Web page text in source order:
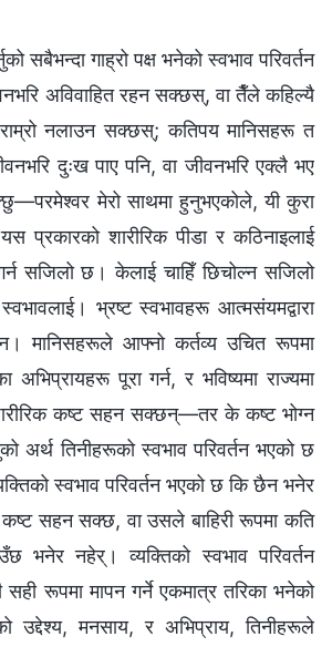
सबैभन्दा गाह्रो पक्ष भनेको स्वभाव परिवर्तन
अविवाहित रहन सक्छस्, वा तैँले कहिल्यै
राम्रो नलाउन सक्छस्; कतिपय मानिसहरू त
दुःख पाए पनि, वा जीवनभरि एक्लै भए
मेरो साथमा हुनुभएकोले, यी कुरा
प्रकारको शारीरिक पीडा र कठिनाइलाई
सजिलो छ। केलाई चाहिँ छिचोल्न सजिलो
भ्रष्ट स्वभावहरू आत्मसंयमद्वारा
मानिसहरूले आफ्‍नो कर्तव्य उचित रूपमा
अभिप्रायहरू पूरा गर्न, र भविष्यमा राज्यमा
कष्ट सहन सक्छन्—तर के कष्ट भोग्‍न
अर्थ तिनीहरूको स्वभाव परिवर्तन भएको छ
स्वभाव परिवर्तन भएको छ कि छैन भनेर
सहन सक्छ, वा उसले बाहिरी रूपमा कति
भनेर नहेर्। व्यक्तिको स्वभाव परिवर्तन
रूपमा मापन गर्ने एकमात्र तरिका भनेको
उद्देश्य, मनसाय, र अभिप्राय, तिनीहरूले